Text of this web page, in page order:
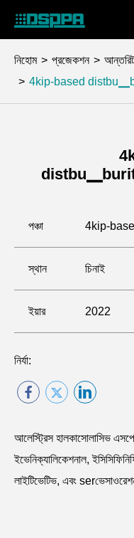
নিহোম প্রজেকশন
4kip-based
পঞ্চা 4kip-
স্থান চিনাই
ইয়ার 2022
নির্যা:
আলেস্ট্রিস হালকাসোলাসিভ
ইভেনিক্যালিকেশনাল,
লাইটিভেটিভ, এবং